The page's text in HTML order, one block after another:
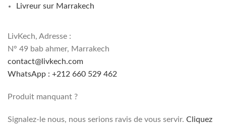
Livreur sur Marrakech
LivKech, Adresse :
N° 49 bab ahmer, Marrakech
contact@livkech.com
WhatsApp : +212 660 529 462
Produit manquant ?
Signalez-le nous, nous serions ravis de vous servir. Cliquez